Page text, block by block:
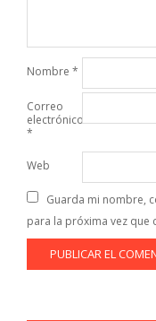
Nombre *
Correo
electrónico
*
Web
Guarda mi nombre,
para la próxima vez que